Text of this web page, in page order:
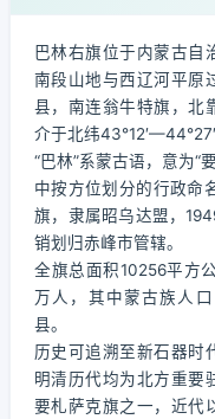
巴林右旗位于内蒙古自
南段山地与西辽河平原
县，南连翁牛特旗，北
介于北纬43°12′—44°27′
“巴林”系蒙古语，意为“
中按方位划分的行政命
旗，隶属昭乌达盟，
销划归赤峰市管辖。
全旗总面积10256平方
万人，其中蒙古族人
县。
历史可追溯至新石器时
明清历代均为北方重要
要札萨克旗之一，近代